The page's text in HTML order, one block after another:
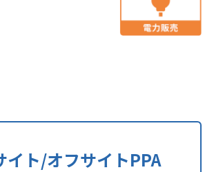
イト/オフサイトPPA